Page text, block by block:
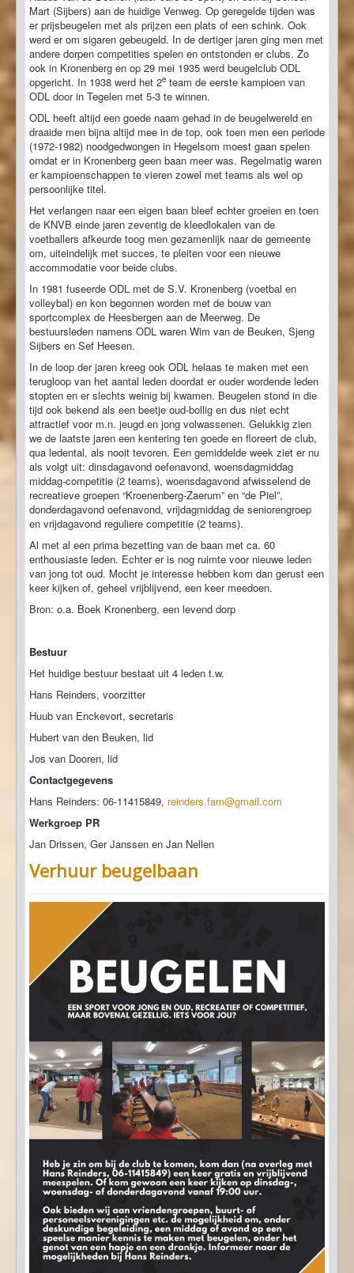
Mart (Sijbers) aan de huidige Venweg. Op geregelde tijden was
er prijsbeugelen met als prijzen een plats of een schink. Ook
werd er om sigaren gebeugeld. In de dertiger jaren ging men met
andere dorpen competities spelen en ontstonden er clubs. Zo
ook in Kronenberg en op 29 mei 1935 werd beugelclub ODL
opgericht. In 1938 werd het 2e team de eerste kampioen van
ODL door in Tegelen met 5-3 te winnen.
ODL heeft altijd een goede naam gehad in de beugelwereld en
draaide men bijna altijd mee in de top, ook toen men een periode
(1972-1982) noodgedwongen in Hegelsom moest gaan spelen
omdat er in Kronenberg geen baan meer was. Regelmatig waren
er kampioenschappen te vieren zowel met teams als wel op
persoonlijke titel.
Het verlangen naar een eigen baan bleef echter groeien en toen
de KNVB einde jaren zeventig de kleedlokalen van de
voetballers afkeurde toog men gezamenlijk naar de gemeente
om, uiteindelijk met succes, te pleiten voor een nieuwe
accommodatie voor beide clubs.
In 1981 fuseerde ODL met de S.V. Kronenberg (voetbal en
volleybal) en kon begonnen worden met de bouw van
sportcomplex de Heesbergen aan de Meerweg. De
bestuursleden namens ODL waren Wim van de Beuken, Sjeng
Sijbers en Sef Heesen.
In de loop der jaren kreeg ook ODL helaas te maken met een
terugloop van het aantal leden doordat er ouder wordende leden
stopten en er slechts weinig bij kwamen. Beugelen stond in die
tijd ook bekend als een beetje oud-bollig en dus niet echt
attractief voor m.n. jeugd en jong volwassenen. Gelukkig zien
we de laatste jaren een kentering ten goede en floreert de club,
qua ledental, als nooit tevoren. Een gemiddelde week ziet er nu
als volgt uit: dinsdagavond oefenavond, woensdagmiddag
middag-competitie (2 teams), woensdagavond afwisselend de
recreatieve groepen “Kroenenberg-Zaerum” en “de Piel”,
donderdagavond oefenavond, vrijdagmiddag de seniorengroep
en vrijdagavond reguliere competitie (2 teams).
Al met al een prima bezetting van de baan met ca. 60
enthousiaste leden. Echter er is nog ruimte voor nieuwe leden
van jong tot oud. Mocht je interesse hebben kom dan gerust een
keer kijken of, geheel vrijblijvend, een keer meedoen.
Bron: o.a. Boek Kronenberg, een levend dorp
Bestuur
Het huidige bestuur bestaat uit 4 leden t.w.
Hans Reinders, voorzitter
Huub van Enckevort, secretaris
Hubert van den Beuken, lid
Jos van Dooren, lid
Contactgegevens
Hans Reinders: 06-11415849, reinders.fam@gmail.com
Werkgroep PR
Jan Drissen, Ger Janssen en Jan Nellen
Verhuur beugelbaan